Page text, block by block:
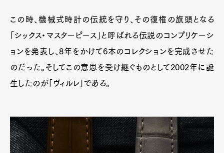
この時、機械式時計の伝統を守り、その復権の旗頭となる
「シックス・マスターピース」と呼ばれる伝説のコンプリケーシ
ョンを発表し、8年をかけて6本のコレクションを完成させた
のだった。そしてこの意思を受け継ぐものとして2002年に誕
生したのが「ヴィルレ」である。